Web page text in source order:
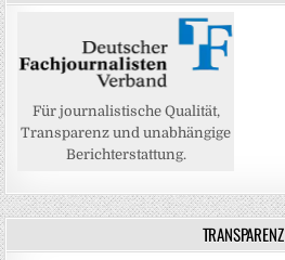
Für journalistische Qualität,
Transparenz und unabhängige
Berichterstattung.
TRANSPARENZ